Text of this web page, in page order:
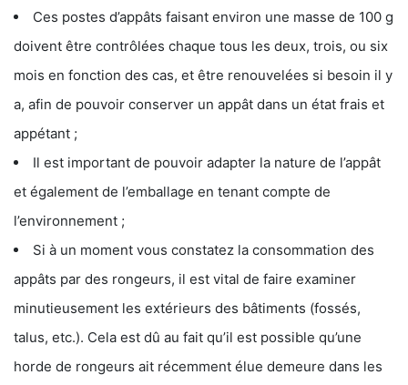
Ces postes d’appâts faisant environ une masse de 100 g
doivent être contrôlées chaque tous les deux, trois, ou six
mois en fonction des cas, et être renouvelées si besoin il y
a, afin de pouvoir conserver un appât dans un état frais et
appétant ;
Il est important de pouvoir adapter la nature de l’appât
et également de l’emballage en tenant compte de
l’environnement ;
Si à un moment vous constatez la consommation des
appâts par des rongeurs, il est vital de faire examiner
minutieusement les extérieurs des bâtiments (fossés,
talus, etc.). Cela est dû au fait qu’il est possible qu’une
horde de rongeurs ait récemment élue demeure dans les